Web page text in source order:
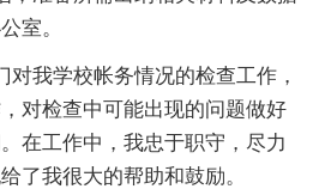
室。
我学校帐务情况的检查工作，
对检查中可能出现的问题做好
在工作中，我忠于职守，尽力
了我很大的帮助和鼓励。